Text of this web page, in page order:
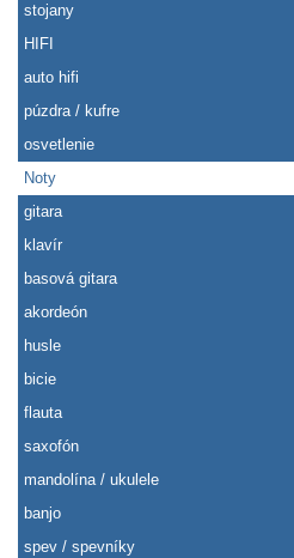
stojany
HIFI
auto hifi
púzdra / kufre
osvetlenie
Noty
gitara
klavír
basová gitara
akordeón
husle
bicie
flauta
saxofón
mandolína / ukulele
banjo
spev / spevníky